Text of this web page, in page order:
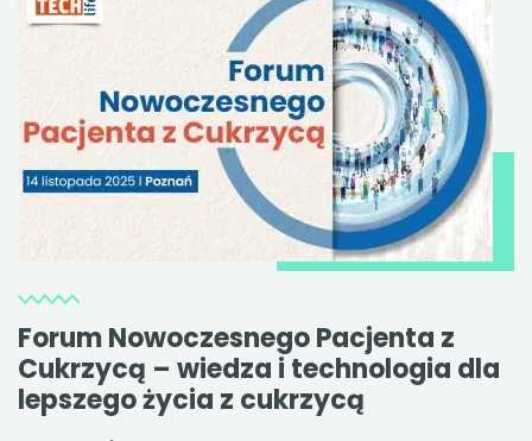
Forum Nowoczesnego Pacjenta z
Cukrzycą – wiedza i technologia dla
lepszego życia z cukrzycą